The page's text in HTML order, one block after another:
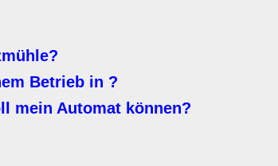
Betrieb in ?
mein Automat können?